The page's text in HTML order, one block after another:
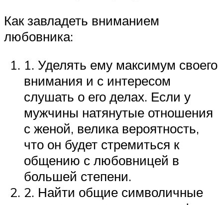
Как завладеть вниманием
любовника:
1. Уделять ему максимум своего
внимания и с интересом
слушать о его делах. Если у
мужчины натянутые отношения
с женой, велика вероятность,
что он будет стремиться к
общению с любовницей в
большей степени.
2. Найти общие символичные